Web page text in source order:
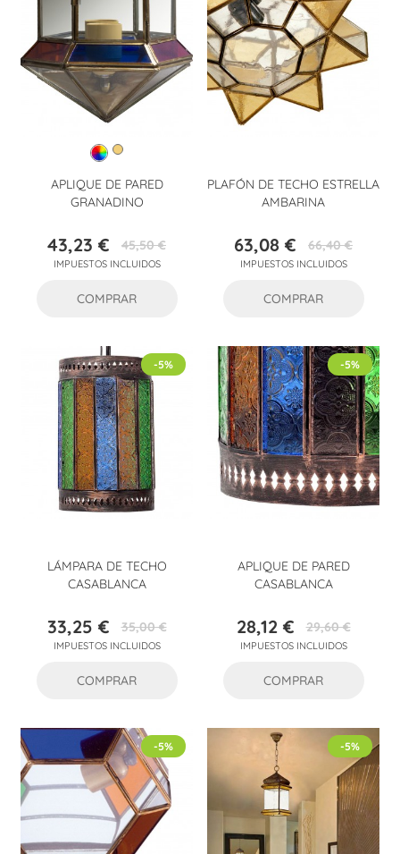
APLIQUE DE PARED
GRANADINO
Precio
43,23 €Precio
base
45,50 €
IMPUESTOS INCLUIDOS
COMPRAR
PLAFÓN DE TECHO ESTRELLA
AMBARINA
Precio
63,08 €Precio
base
66,40 €
IMPUESTOS INCLUIDOS
COMPRAR
LÁMPARA DE TECHO
CASABLANCA
Precio
33,25 €Precio
base
35,00 €
IMPUESTOS INCLUIDOS
-5%
COMPRAR
APLIQUE DE PARED
CASABLANCA
Precio
28,12 €Precio
base
29,60 €
IMPUESTOS INCLUIDOS
-5%
COMPRAR
-5% -5%